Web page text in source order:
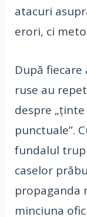
atacuri
erori, ci
După
ruse au
despre
punctuale”.
fundalul
caselor
propaganda
minciuna